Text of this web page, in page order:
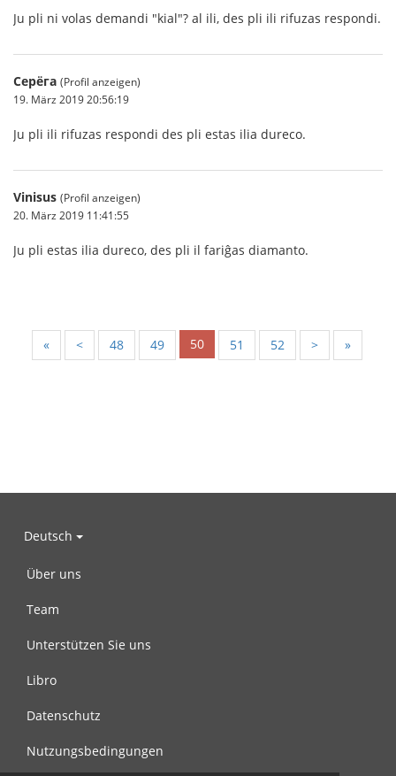
Ju pli ni volas demandi "kial"? al ili, des pli ili rifuzas respondi.
Серёга (Profil anzeigen)
19. März 2019 20:56:19
Ju pli ili rifuzas respondi des pli estas ilia dureco.
Vinisus (Profil anzeigen)
20. März 2019 11:41:55
Ju pli estas ilia dureco, des pli il fariĝas diamanto.
« < 48 49 50 51 52 > »
Deutsch
Über uns
Team
Unterstützen Sie uns
Libro
Datenschutz
Nutzungsbedingungen